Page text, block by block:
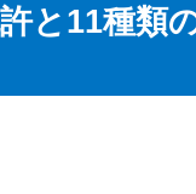
と11種類